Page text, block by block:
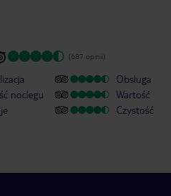
(687 opinii)
noclegu
Obsługa
Wartość
Czystość